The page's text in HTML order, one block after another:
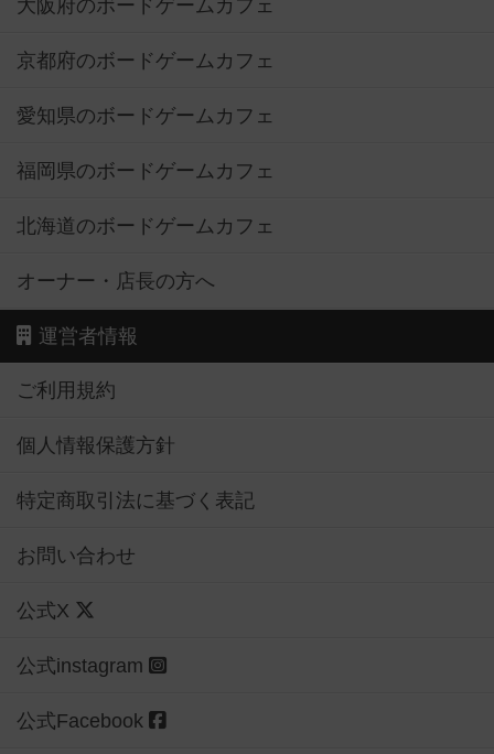
大阪府のボードゲームカフェ
京都府のボードゲームカフェ
愛知県のボードゲームカフェ
福岡県のボードゲームカフェ
北海道のボードゲームカフェ
オーナー・店長の方へ
運営者情報
ご利用規約
個人情報保護方針
特定商取引法に基づく表記
お問い合わせ
公式X
公式instagram
公式Facebook